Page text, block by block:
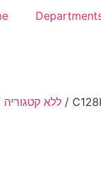
ללא קטגוריה /